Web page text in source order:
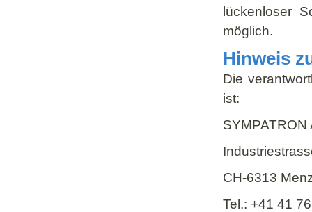
lückenloser
möglich.
Hinweis
Die
ist:
SYMPATRON
CH-6313
Tel.: +41 41